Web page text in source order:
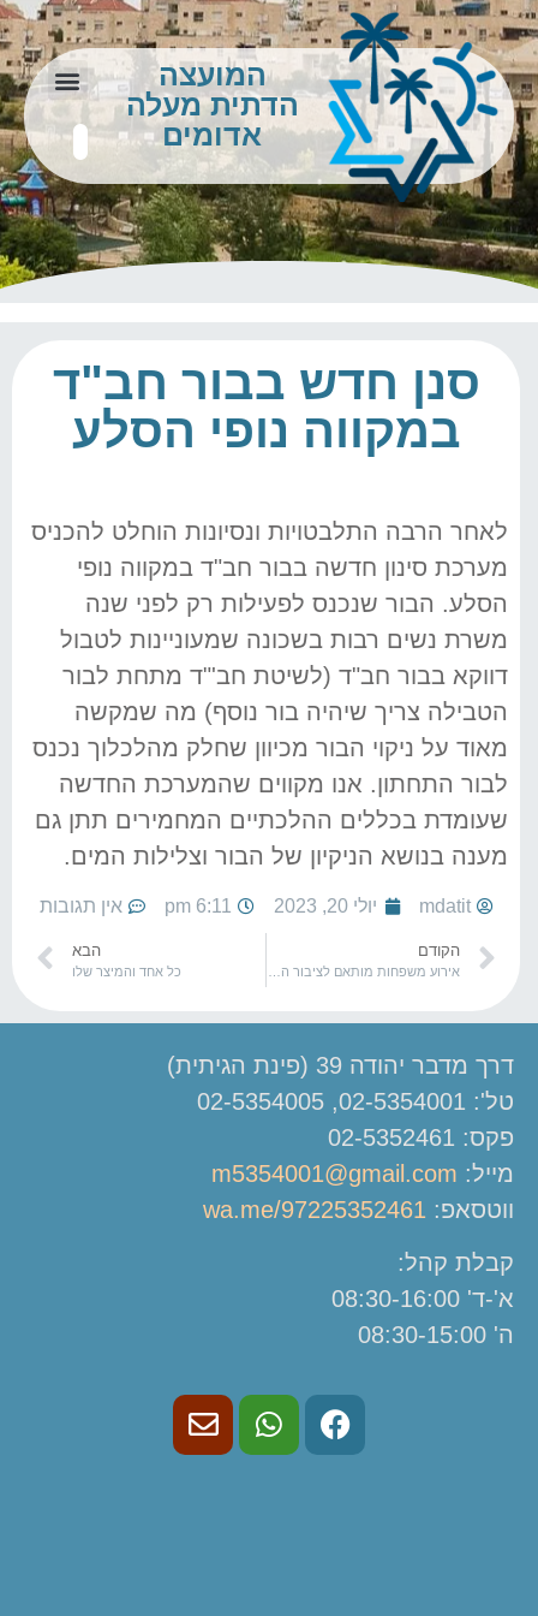
המועצה
הדתית מעלה
אדומים
סנן חדש בבור חב"ד
במקווה נופי הסלע
לאחר הרבה התלבטויות ונסיונות הוחלט להכניס
מערכת סינון חדשה בבור חב"ד במקווה נופי
הסלע. הבור שנכנס לפעילות רק לפני שנה
משרת נשים רבות בשכונה שמעוניינות לטבול
דווקא בבור חב"ד (לשיטת חב'"ד מתחת לבור
הטבילה צריך שיהיה בור נוסף) מה שמקשה
מאוד על ניקוי הבור מכיוון שחלק מהלכלוך נכנס
לבור התחתון. אנו מקווים שהמערכת החדשה
שעומדת בכללים ההלכתיים המחמירים תתן גם
מענה בנושא הניקיון של הבור וצלילות המים.
mdatit יולי 20, 2023 6:11 pm אין תגובות
הקודם הבא
כל אחד והמיצר שלו
דרך מדבר יהודה 39 (פינת הגיתית)
טל': 02-5354001, 02-5354005
פקס: 02-5352461
מייל: m5354001@gmail.com
ווטסאפ: wa.me/97225352461
קבלת קהל:
א'-ד' 08:30-16:00
ה' 08:30-15:00